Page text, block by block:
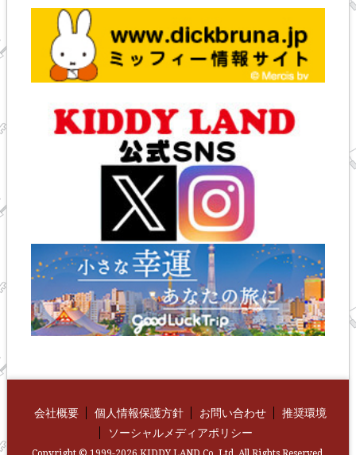
会社概要 個人情報保護方針 お問い合わせ
推奨環境
ソーシャルメディアポリシー